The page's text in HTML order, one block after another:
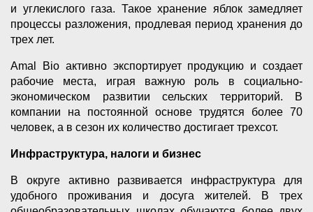
и углекислого газа. Такое хранение яблок замедляет
процессы разложения, продлевая период хранения до
трех лет.
Amal Bio активно экспортирует продукцию и создает
рабочие места, играя важную роль в социально-
экономическом развитии сельских территорий. В
компании на постоянной основе трудятся более 70
человек, а в сезон их количество достигает трехсот.
Инфраструктура, налоги и бизнес
В округе активно развивается инфраструктура для
удобного проживания и досуга жителей. В трех